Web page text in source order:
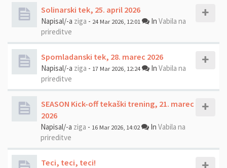
Solinarski tek, 25. april 2026
Napisal/-a ziga - 24 Mar 2026, 12:01 In Vabila na
prireditve
Spomladanski tek, 28. marec 2026
Napisal/-a ziga - 17 Mar 2026, 12:24 In Vabila na
prireditve
SEASON Kick-off tekaški trening, 21. marec
2026
Napisal/-a ziga - 16 Mar 2026, 14:02 In Vabila na
prireditve
Teci, teci, teci!